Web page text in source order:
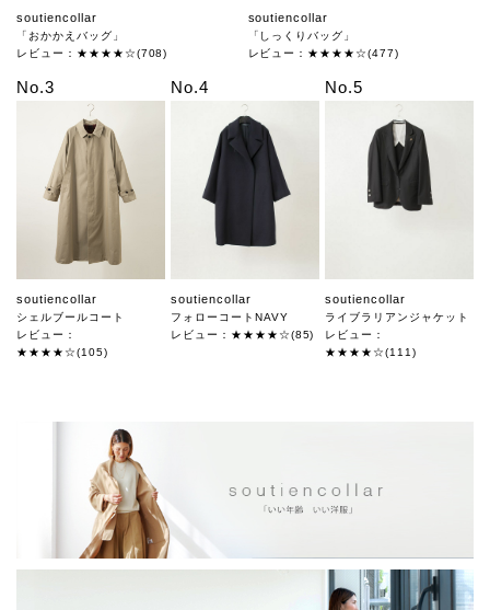
soutiencollar
「おかかえバッグ」
レビュー：★★★★☆(708)
soutiencollar
「しっくりバッグ」
レビュー：★★★★☆(477)
No.3
soutiencollar
シェルブールコート
レビュー：
★★★★☆(105)
No.4
soutiencollar
フォローコートNAVY
レビュー：★★★★☆(85)
No.5
soutiencollar
ライブラリアンジャケット
レビュー：
★★★★☆(111)